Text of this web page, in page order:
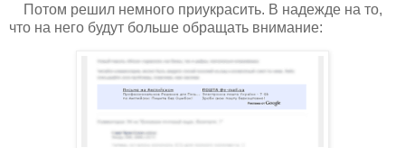
Потом решил немного приукрасить. В надежде на то,
что на него будут больше обращать внимание: